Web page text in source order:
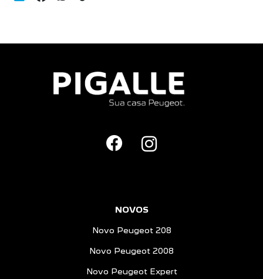
NOVOS
Novo Peugeot 208
Novo Peugeot 2008
Novo Peugeot Expert